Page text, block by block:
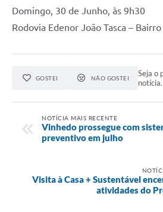
Domingo, 30 de Junho, às 9h30
Rodovia Edenor João Tasca –
GOSTEI NÃO GOSTEI
Seja o
notícia.
NOTÍCIA MAIS RECENTE
Vinhedo prossegue com
preventivo em julho
Visita à Casa + Sustentável
atividades do